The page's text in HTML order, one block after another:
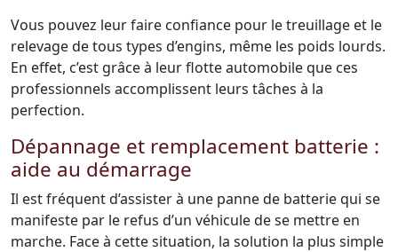
Vous pouvez leur faire confiance pour le treuillage et le
relevage de tous types d’engins, même les poids lourds.
En effet, c’est grâce à leur flotte automobile que ces
professionnels accomplissent leurs tâches à la
perfection.
Dépannage et remplacement batterie :
aide au démarrage
Il est fréquent d’assister à une panne de batterie qui se
manifeste par le refus d’un véhicule de se mettre en
marche. Face à cette situation, la solution la plus simple